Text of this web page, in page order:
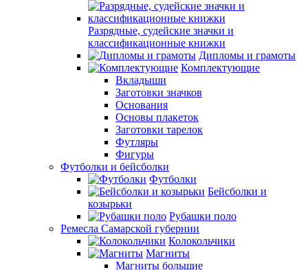
Разрядные, судейские значки и
классификационные книжки
Дипломы и грамоты
Комплектующие
Вкладыши
Заготовки значков
Основания
Основы плакеток
Заготовки тарелок
Футляры
Фигуры
Футболки и бейсболки
Футболки
Бейсболки и
козырьки
Рубашки поло
Ремесла Самарской губернии
Колокольчики
Магниты
Магниты большие